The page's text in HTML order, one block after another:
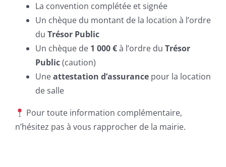
La convention complétée et signée
Un chèque du montant de la location à l’ordre
du Trésor Public
Un chèque de 1 000 €à l’ordre du Trésor
Public(caution)
Uneattestation d’assurance pour la location
de salle
Pour toute information complémentaire,
n’hésitez pas à vous rapprocher de la mairie.